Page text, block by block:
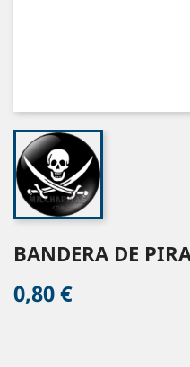
BANDERA DE
0,80 €